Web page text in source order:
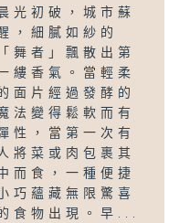
光初破，城市蘇
，細膩如紗的
「舞者」飄散出第
縷香氣。當輕柔
面片經過發酵的
法變得鬆軟而有
性，當第一次有
將菜或肉包裹其
而食，一種便捷
巧蘊藏無限驚喜
食物出現。早...